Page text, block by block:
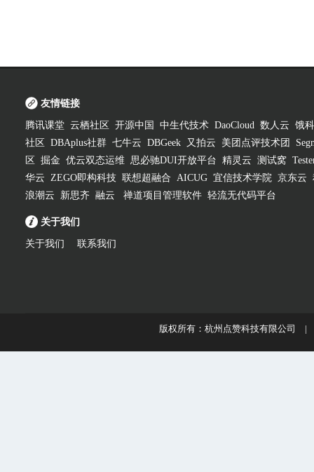
友情链接
腾讯课堂 云栖社区 开源中国 中生代技术 DaoCloud 数人云 饿
社区
DBAplus社群 七牛云 DBGeek 又拍云 美团点评技术团
区
掘金 优云双态运维 思必驰DUI开放平台 精灵云 测试窝
华云 ZEGO即构科技 联想超融合 AICUG 宜信技术学院 京东云
浪潮云
新思齐 融云 禅道项目管理软件 轻流无代码平台
关于我们
关于我们 联系我们
版权所有：杭州点赞科技有限公司